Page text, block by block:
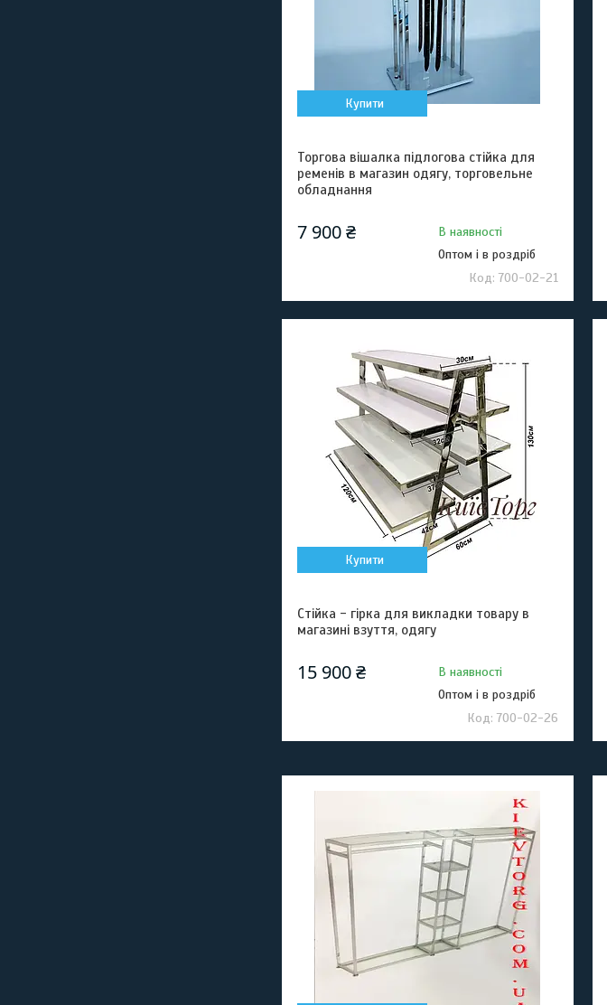
Купити
Торгова вішалка підлогова стійка для
ременів в магазин одягу, торговельне
обладнання
7 900 ₴
В наявності
Оптом і в роздріб
700-02-21
Купити
Стійка - гірка для викладки товару в
магазині взуття, одягу
15 900 ₴
В наявності
Оптом і в роздріб
700-02-26